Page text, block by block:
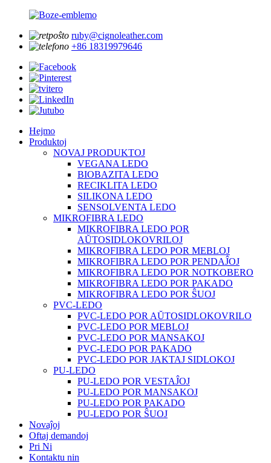
ruby@cignoleather.com
+86 18319979646
Hejmo
Produktoj
NOVAJ PRODUKTOJ
VEGANA LEDO
BIOBAZITA LEDO
RECIKLITA LEDO
SILIKONA LEDO
SENSOLVENTA LEDO
MIKROFIBRA LEDO
MIKROFIBRA LEDO POR
AŬTOSIDLOKOVRILOJ
MIKROFIBRA LEDO POR MEBLOJ
MIKROFIBRA LEDO POR PENDAĴOJ
MIKROFIBRA LEDO POR NOTKOBERO
MIKROFIBRA LEDO POR PAKADO
MIKROFIBRA LEDO POR ŜUOJ
PVC-LEDO
PVC-LEDO POR AŬTOSIDLOKOVRILO
PVC-LEDO POR MEBLOJ
PVC-LEDO POR MANSAKOJ
PVC-LEDO POR PAKADO
PVC-LEDO POR JAKTAJ SIDLOKOJ
PU-LEDO
PU-LEDO POR VESTAĴOJ
PU-LEDO POR MANSAKOJ
PU-LEDO POR PAKADO
PU-LEDO POR ŜUOJ
Novaĵoj
Oftaj demandoj
Pri Ni
Kontaktu nin